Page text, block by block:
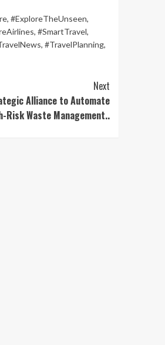
, #ExploreTheUnseen,
, #SmartTravel,
, #TravelPlanning,
Next
Alliance to Automate
Risk Waste Management..